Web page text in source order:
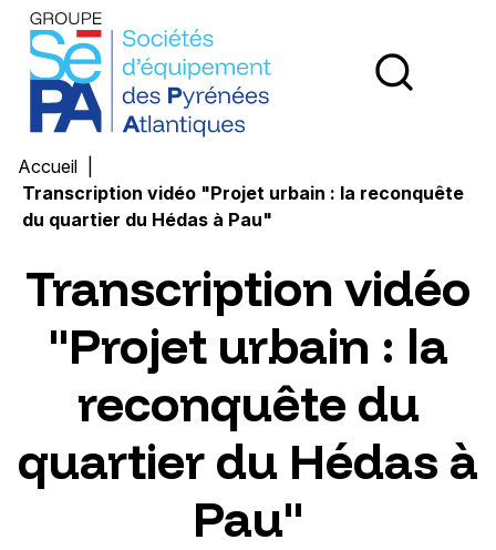
Groupe SEPA - Société d'Équipement des Pyrénées
Accueil
Transcription vidéo "Projet urbain : la reconquête
du quartier du Hédas à Pau"
Transcription vidéo
"Projet urbain : la
reconquête du
quartier du Hédas à
Pau"